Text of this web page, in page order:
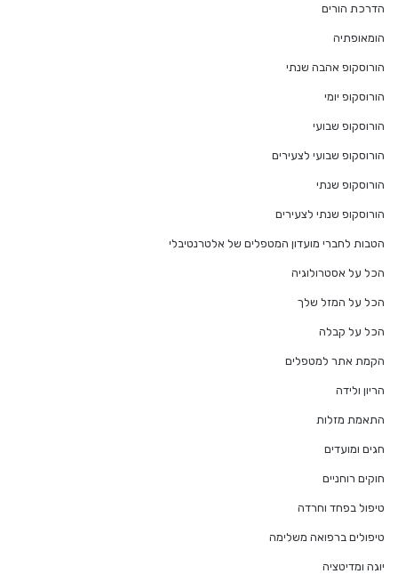
הדרכת הורים
הומאופתיה
הורוסקופ אהבה שנתי
הורוסקופ יומי
הורוסקופ שבועי
הורוסקופ שבועי לצעירים
הורוסקופ שנתי
הורוסקופ שנתי לצעירים
הטבות לחברי מועדון המטפלים של אלטרנטיבלי
הכל על אסטרולוגיה
הכל על המזל שלך
הכל על קבלה
הקמת אתר למטפלים
הריון ולידה
התאמת מזלות
חגים ומועדים
חוקים רוחניים
טיפול בפחד וחרדה
טיפולים ברפואה משלימה
יוגה ומדיטציה